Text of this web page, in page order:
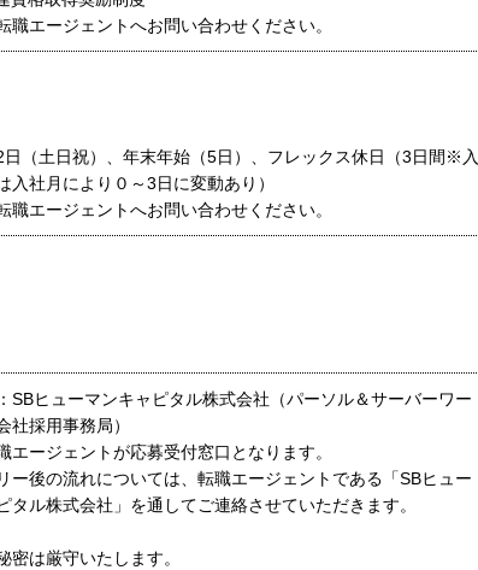
職エージェントへお問い合わせください。
日（土日祝）、年末年始（5日）、フレックス休日（3日間※入
入社月により０～3日に変動あり）
職エージェントへお問い合わせください。
SBヒューマンキャピタル株式会社（パーソル＆サーバーワー
社採用事務局）
エージェントが応募受付窓口となります。
ー後の流れについては、転職エージェントである「SBヒュー
タル株式会社」を通してご連絡させていただきます。
は厳守いたします。